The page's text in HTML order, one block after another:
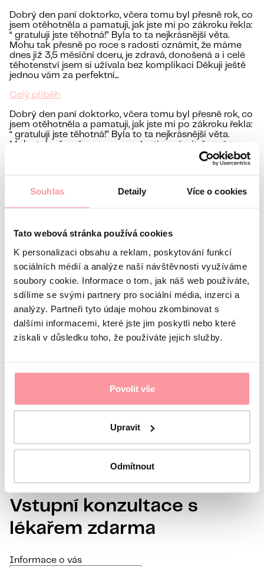
Souhlas Detaily Více o cookies
Tato webová stránka používá cookies
K personalizaci obsahu a reklam, poskytování funkcí
sociálních médií a analýze naší návštěvnosti využíváme
soubory cookie. Informace o tom, jak náš web používáte,
sdílíme se svými partnery pro sociální média, inzerci a
analýzy. Partneři tyto údaje mohou zkombinovat s
dalšími informacemi, které jste jim poskytli nebo které
získali v důsledku toho, že používáte jejich služby.
Povolit vše
Upravit
Odmítnout
Dobrý den paní doktorko, včera tomu byl přesně rok, co
jsem otěhotněla a pamatuji, jak jste mi po zákroku řekla:
“ gratuluji jste těhotná!” Byla to ta nejkrásnější věta.
Mohu tak přesně po roce s radosti oznámit, že máme
dnes již 3,5 měsíční dceru, je zdravá, donošená a i celé
těhotenství jsem si užívala bez komplikaci Děkuji ještě
jednou vám za perfektní...
Celý příběh
Dobrý den paní doktorko, včera tomu byl přesně rok, co
jsem otěhotněla a pamatuji, jak jste mi po zákroku řekla:
“ gratuluji jste těhotná!” Byla to ta nejkrásnější věta.
Mohu tak přesně po roce s radosti oznámit, že máme
dnes již 3,5 měsíční dceru, je zdravá, donošená a i celé
těhotenství jsem si užívala bez komplikaci Děkuji ještě
navštívily a ukázaly se. Nevím, jak budete mít čas a příp.
E. H., Česká republika
Dobrý den pane doktore Kulte, rádi bychom Vám a
samozřejmě celému týmu moc poděkovali za práci,
kterou děláte, za laskavý přístup a trpělivost. Do třetice
všeho dobrého se podařilo, mám pozitivní testy z krve i
Načíst další
Přidat vlastní příběh
Strana8
Vstupní konzultace s
lékařem zdarma
Informace o vás